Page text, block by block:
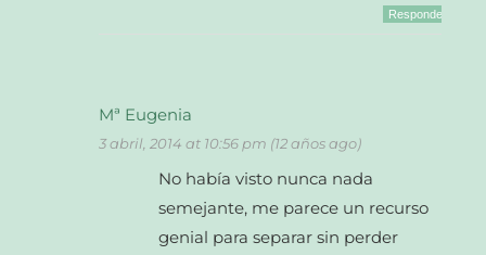
Responder
Mª Eugenia
3 abril, 2014 at 10:56 pm (12 años ago)
No había visto nunca nada
semejante, me parece un recurso
genial para separar sin perder